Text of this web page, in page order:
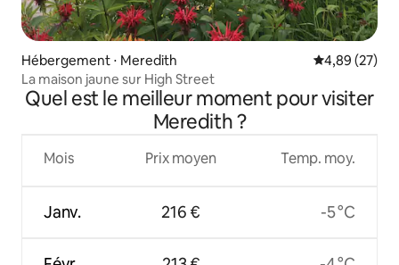
Hébergement ⋅ Meredith Évaluation
4,89 (27)
La maison jaune sur High Street
Quel est le meilleur moment pour visiter
Meredith ?
Mois
Janv.
Prix moyen
216 €
Temp. moy.
-5 °C